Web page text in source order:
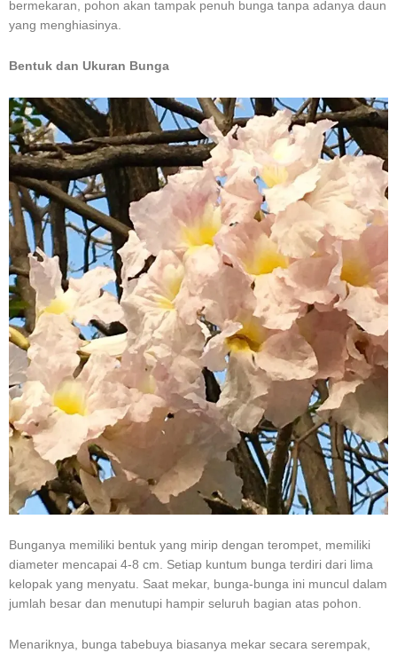
bermekaran, pohon akan tampak penuh bunga tanpa adanya daun
yang menghiasinya.
Bentuk dan Ukuran Bunga
Bunganya memiliki bentuk yang mirip dengan terompet, memiliki
diameter mencapai 4-8 cm. Setiap kuntum bunga terdiri dari lima
kelopak yang menyatu. Saat mekar, bunga-bunga ini muncul dalam
jumlah besar dan menutupi hampir seluruh bagian atas pohon.
Menariknya, bunga tabebuya biasanya mekar secara serempak,